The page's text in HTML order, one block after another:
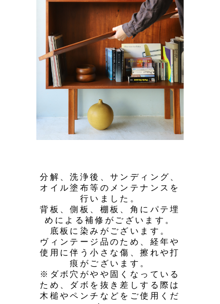
分解、洗浄後、サンディング、
オイル塗布等のメンテナンスを
行いました。
背板、側板、棚板、角にパテ埋
めによる補修がございます。
底板に染みがございます。
ヴィンテージ品のため、経年や
使用に伴う小さな傷、擦れや打
痕がございます。
※ダボ穴がやや固くなっている
ため、ダボを抜き差しする際は
木槌やペンチなどをご使用くだ